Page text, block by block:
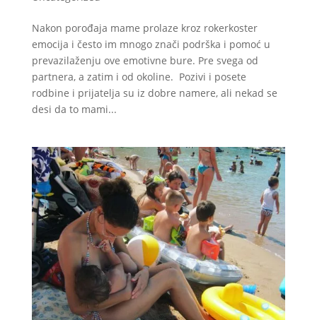
Nakon porođaja mame prolaze kroz rokerkoster
emocija i često im mnogo znači podrška i pomoć u
prevazilaženju ove emotivne bure. Pre svega od
partnera, a zatim i od okoline. Pozivi i posete
rodbine i prijatelja su iz dobre namere, ali nekad se
desi da to mami...